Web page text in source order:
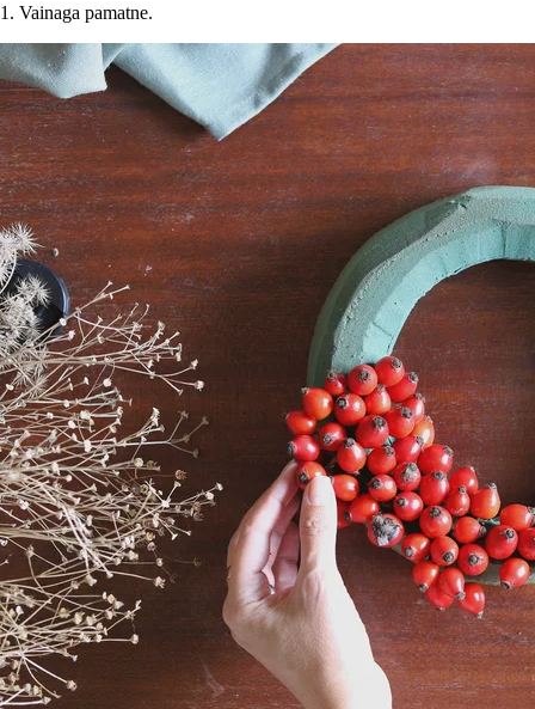
1. Vainaga pamatne.